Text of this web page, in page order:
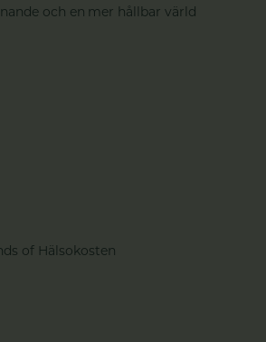
och en mer hållbar värld
of Hälsokosten